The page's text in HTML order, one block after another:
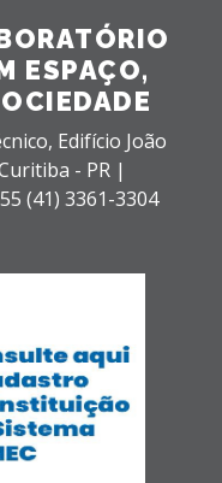
ESPAÇO,
Edifício João
- PR |
(41) 3361-3304